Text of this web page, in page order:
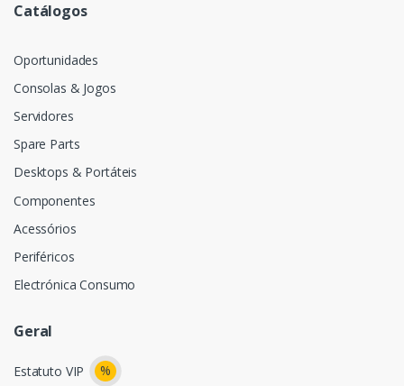
Catálogos
Oportunidades
Consolas & Jogos
Servidores
Spare Parts
Desktops & Portáteis
Componentes
Acessórios
Periféricos
Electrónica Consumo
Geral
Estatuto VIP
%